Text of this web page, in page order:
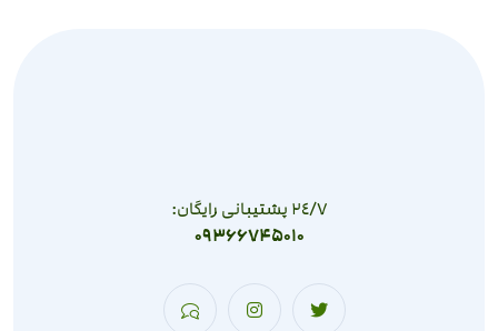
٢٤/٧ پشتیبانی رایگان:
09366745010